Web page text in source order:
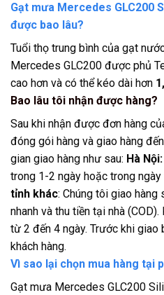
Gạt mưa Mercedes GLC200
được bao lâu?
Tuổi thọ trung bình của gạt
Mercedes GLC200 được phủ
cao hơn và có thể kéo dài hơn
Bao lâu tôi nhận được hàng?
Sau khi nhận được đơn hàng
đóng gói hàng và giao hàng
gian giao hàng như sau: Hà Nội:
trong 1-2 ngày hoặc trong
tỉnh khác: Chúng tôi giao hàng
nhanh và thu tiền tại nhà
từ 2 đến 4 ngày. Trước khi
khách hàng.
Vì sao lại chọn mua hàng tại
Gạt mưa Mercedes GLC200